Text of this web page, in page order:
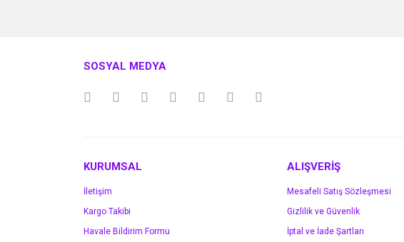
Ürün açıklamasında eksik bilgiler bulunuyor.
SOSYAL MEDYA
KURUMSAL
İletişim
Kargo Takibi
Havale Bildirim Formu
ALIŞVERİŞ
Mesafeli Satış Sözleşmesi
Gizlilik ve Güvenlik
İptal ve İade Şartları